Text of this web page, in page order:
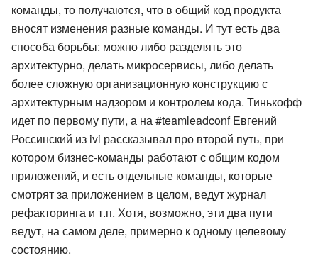
команды, то получаются, что в общий код продукта
вносят изменения разные команды. И тут есть два
способа борьбы: можно либо разделять это
архитектурно, делать микросервисы, либо делать
более сложную организационную конструкцию с
архитектурным надзором и контролем кода. Тинькофф
идет по первому пути, а на #teamleadconf Евгений
Россинский из ivi рассказывал про второй путь, при
котором бизнес-команды работают с общим кодом
приложений, и есть отдельные команды, которые
смотрят за приложением в целом, ведут журнал
рефакторинга и т.п. Хотя, возможно, эти два пути
ведут, на самом деле, примерно к одному целевому
состоянию.